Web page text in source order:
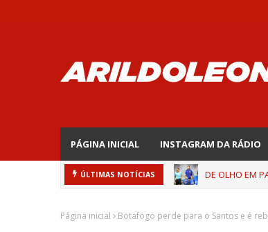
PÁGINA INICIAL INSTAGRAM DA RÁDIO
ÚLTIMAS NOTÍCIAS DE OLHO EM
Página inicial Botafogo perde para o Santos e é